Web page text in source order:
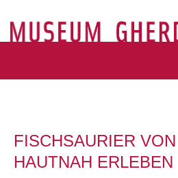
FISCHSAURIER
HAUTNAH ERLEBEN